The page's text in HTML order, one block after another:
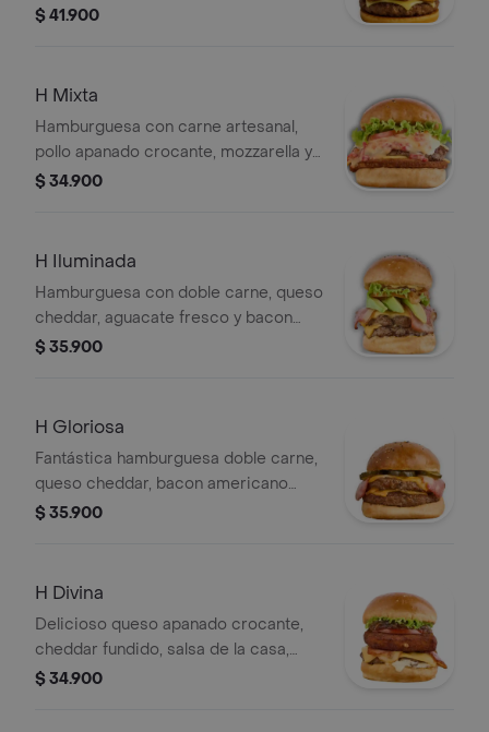
maduro dorado, mozzarella y cheddar
$ 41.900
H Mixta
Hamburguesa con carne artesanal,
pollo apanado crocante, mozzarella y
cheddar fundidos con piquillos
$ 34.900
H Iluminada
Hamburguesa con doble carne, queso
cheddar, aguacate fresco y bacon
americano asado
$ 35.900
H Gloriosa
Fantástica hamburguesa doble carne,
queso cheddar, bacon americano
asado y pepinillos.
$ 35.900
H Divina
Delicioso queso apanado crocante,
cheddar fundido, salsa de la casa,
bacon americano y cebolla
$ 34.900